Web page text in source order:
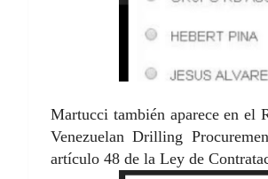
Martucci también aparece en el
Venezuelan Drilling
artículo 48 de la Ley de